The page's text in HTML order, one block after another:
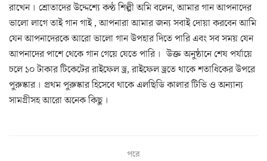
রাখেন । শ্রোতাদের উদ্দেশ্যে কন্ঠ শিল্পী অমি বলেন, আমার গান আপনাদের
ভালো লাগে তাই গান গাই , আপনারা আমার জন্য সবাই দোয়া করবেন আমি
যেন আপনাদেরকে আরো ভালো গান উপহার দিতে পারি এবং সব সময় যেন
আপনাদের পাশে থেকে গান গেয়ে যেতে পারি । উক্ত অনুষ্ঠানে শেষ পর্যায়ে
চলে ১০ টাকার টিকেটের রাইফেল ড্র, রাইফেল ড্রতে থাকে শতাধিকের উপরে
পুরুস্কার । প্রথম পুরুস্কার হিসেবে থাকে এলছিডি কালার টিভি ও অন্যান্য
সামগ্রীসহ আরো অনেক কিছু ।
পরে